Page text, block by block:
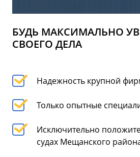
БУДЬ МАКСИМАЛЬНО
СВОЕГО ДЕЛА
Надежность крупной
Только опытные
Исключительно
судах Мещанского